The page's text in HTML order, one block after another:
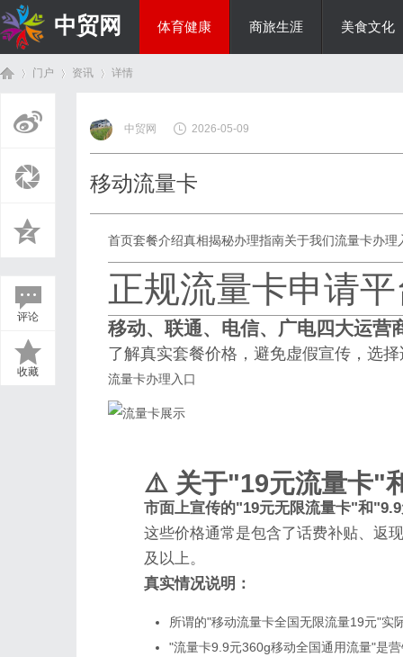
中贸网 体育健康 商旅生涯 美食文化
门户 资讯
›
详情
评论
收藏
中贸网 2026-05-09
移动流量卡
首页套餐介绍真相揭秘办理指南关于我们流量卡办理
正规流量卡申请
移动、联通、电信、广电四大运营
了解真实套餐价格，避免虚假宣传，选
流量卡办理入口
⚠️ 关于"19元流量卡"
市面上宣传的"19元无限流量卡"和
这些价格通常是包含了话费补贴、返
及以上。
真实情况说明：
所谓的"移动流量卡全国无限流量19元"实
"流量卡9.9元360g移动全国通用流量"是